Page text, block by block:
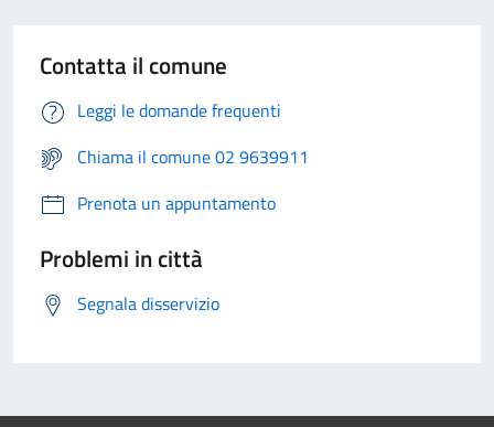
Contatta il comune
Leggi le domande frequenti
Chiama il comune 02 9639911
Prenota un appuntamento
Problemi in città
Segnala disservizio